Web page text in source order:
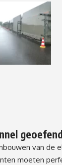
van de
moeten